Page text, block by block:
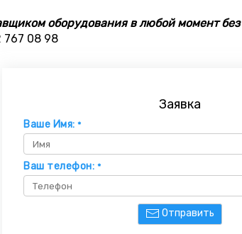
оборудования в любой момент без
767 08 98
Заявка
Ваше Имя: *
Ваш телефон: *
Отправить